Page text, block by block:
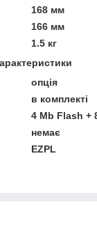
168 мм
166 мм
1.5 кг
опція
в комплекті
4 Mb Flash +
немає
EZPL